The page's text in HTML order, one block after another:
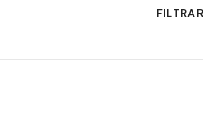
FILTRAR